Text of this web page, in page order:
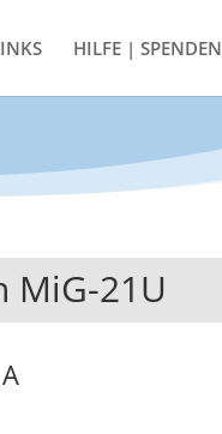
HILFE | SPENDEN
MiG-21U